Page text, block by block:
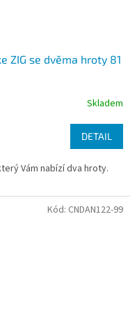
ZIG se dvěma hroty 81
Skladem
DETAIL
Vám nabízí dva hroty.
Kód: CNDAN122-99